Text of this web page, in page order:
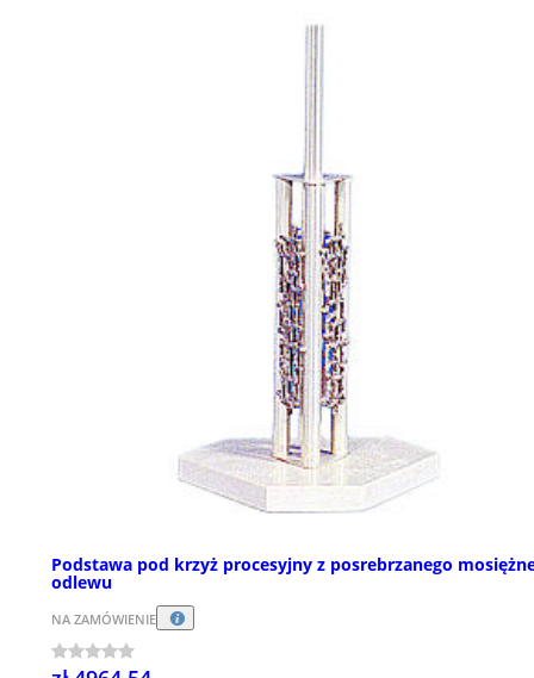
Podstawa pod krzyż procesyjny z posrebrzanego
odlewu
NA ZAMÓWIENIE